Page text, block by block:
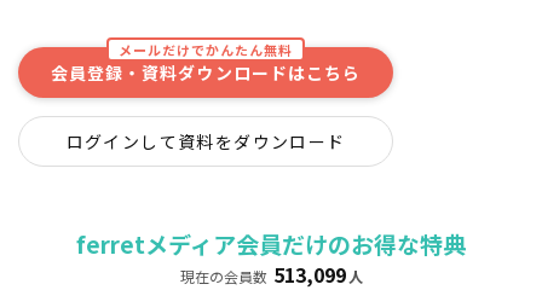
メールだけでかんたん無料
会員登録・資料ダウンロードはこちら
ログインして資料をダウンロード
ferretメディア会員だけのお得な特典
現在の会員数 513,099 人